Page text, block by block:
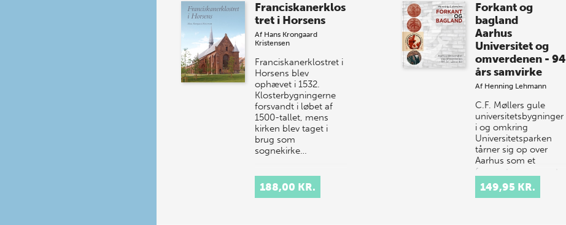
Franciskanerklos
tret i Horsens
Af Hans Krongaard
Kristensen
Franciskanerklostret i
Horsens blev
ophævet i 1532.
Klosterbygningerne
forsvandt i løbet af
1500-tallet, mens
kirken blev taget i
brug som
sognekirke…
188,00 KR.
Forkant og
bagland
Aarhus
Universitet og
omverdenen - 94
års samvirke
Af Henning Lehmann
C.F. Møllers gule
universitetsbygninger
i og omkring
Universitetsparken
tårner sig op over
Aarhus som et
fornemt monument.
En gang var
universitetet b…
149,95 KR.